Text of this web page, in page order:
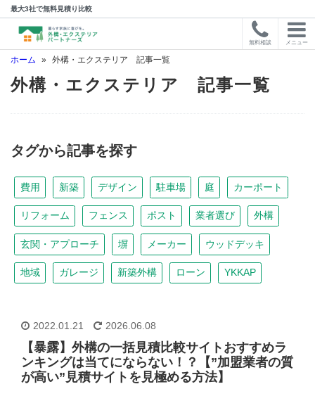
最大3社で無料見積り比較
無料相談 メニュー
ホーム » 外構・エクステリア 記事一覧
外構・エクステリア 記事一覧
タグから記事を探す
費用 新築 デザイン 駐車場 庭 カーポート
リフォーム フェンス ポスト 業者選び 外構
玄関・アプローチ 塀 メーカー ウッドデッキ
地域 ガレージ 新築外構 ローン YKKAP
2022.01.21 2026.06.08
【暴露】外構の一括見積比較サイトおすすめラ
ンキングは当てにならない！？【”加盟業者の質
が高い”見積サイトを見極める方法】